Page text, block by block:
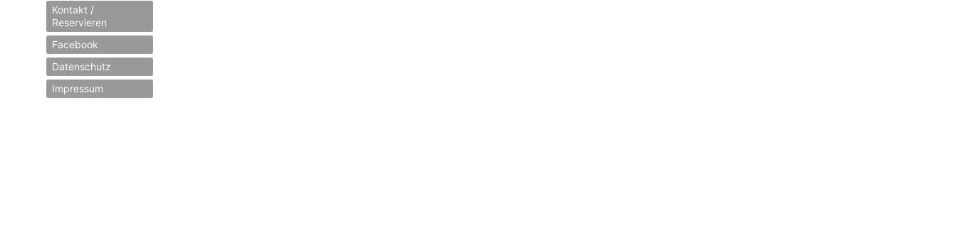
Kontakt /
Reservieren
Facebook
Datenschutz
Impressum